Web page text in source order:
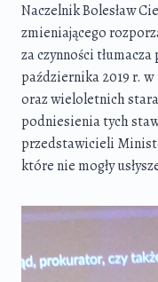
Naczelnik Bolesław
zmieniającego
za czynności
października 2019 r.
oraz wieloletnich
podniesienia tych
przedstawicieli
które nie mogły